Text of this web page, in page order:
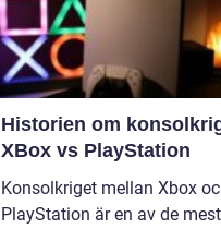
Historien om
XBox vs PlayStation
Konsolkriget mellan Xbox
PlayStation är en av de mest